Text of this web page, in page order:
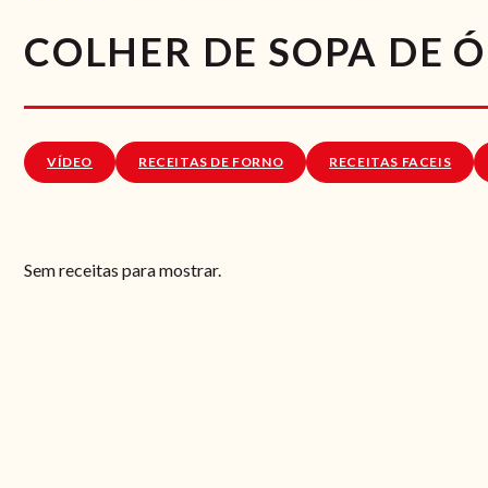
COLHER DE SOPA DE
VÍDEO RECEITAS DE FORNO RECEITAS FACEIS
Sem receitas para mostrar.